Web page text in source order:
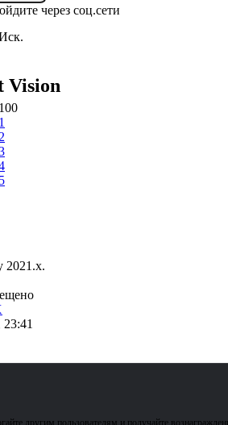
через соц.сети
Vision
100
1
2
5
2021.x.
другим пользователям и получайте